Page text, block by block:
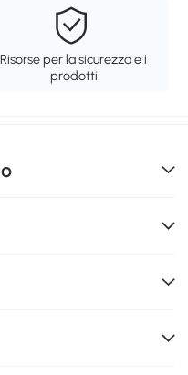
Risorse per la sicurezza e i
prodotti